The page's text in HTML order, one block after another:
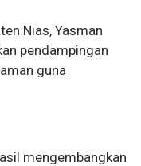
Nias, Yasman
pendampingan
guna
mengembangkan